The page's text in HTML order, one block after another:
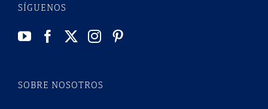
SÍGUENOS
SOBRE NOSOTROS